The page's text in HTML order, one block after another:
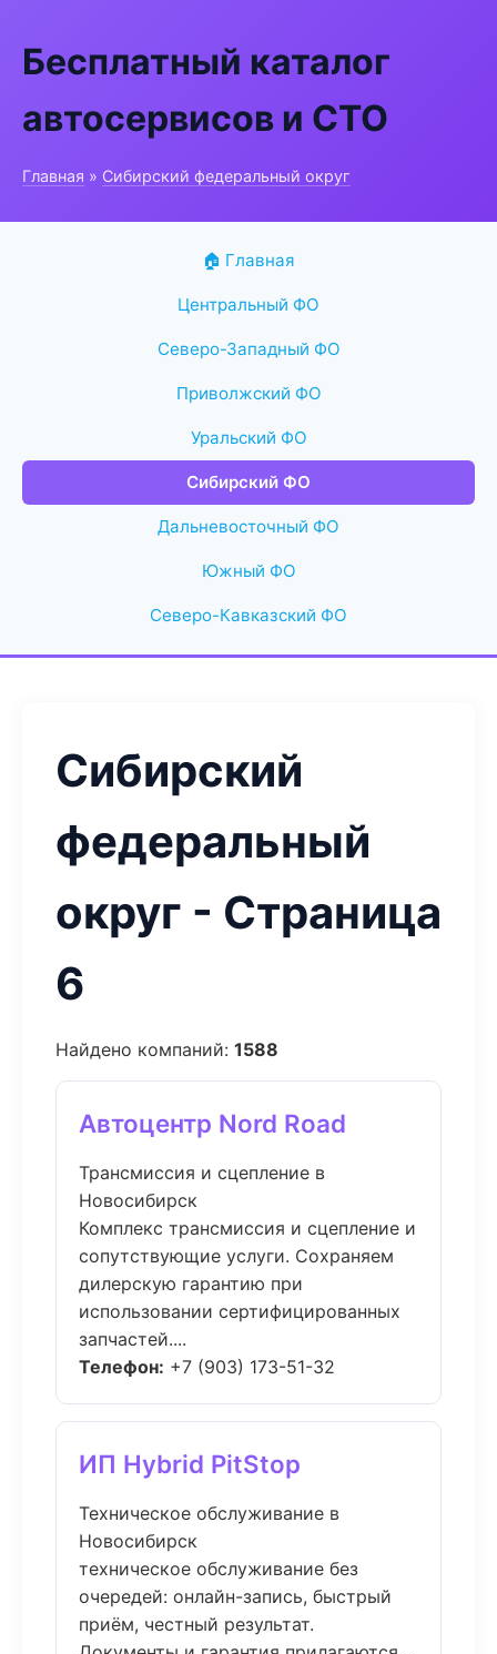
Бесплатный каталог
автосервисов и СТО
Главная » Сибирский федеральный округ
🏠 Главная
Центральный ФО
Северо-Западный ФО
Приволжский ФО
Уральский ФО
Сибирский ФО
Дальневосточный ФО
Южный ФО
Северо-Кавказский ФО
Сибирский
федеральный
округ - Страница
6
Найдено компаний: 1588
Автоцентр Nord Road
Трансмиссия и сцепление в
Новосибирск
Комплекс трансмиссия и сцепление и
сопутствующие услуги. Сохраняем
дилерскую гарантию при
использовании сертифицированных
запчастей....
Телефон: +7 (903) 173-51-32
ИП Hybrid PitStop
Техническое обслуживание в
Новосибирск
техническое обслуживание без
очередей: онлайн-запись, быстрый
приём, честный результат.